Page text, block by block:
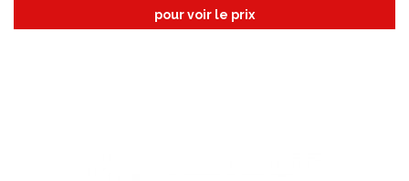
pour voir le prix